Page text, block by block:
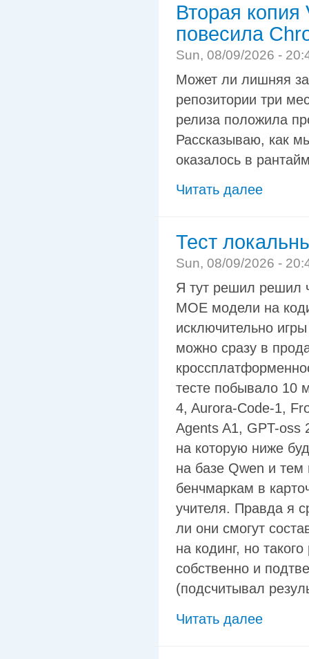
Вторая копия
повесила
Sun, 08/09/2026 -
Может ли лишняя
репозитории три
релиза положила
Рассказываю, как
оказалось в
Читать далее
Тест
Sun, 08/09/2026 -
Я тут решил решил
MOE модели на
исключительно
можно сразу в
тесте побывало 10
4, Aurora-Code-1,
Agents A1, GPT-oss
на которую ниже
на базе Qwen и тем
бенчмаркам в
учителя. Правда я
ли они смогут
на кодинг, но
собственно и
(подсчитывал
Читать далее